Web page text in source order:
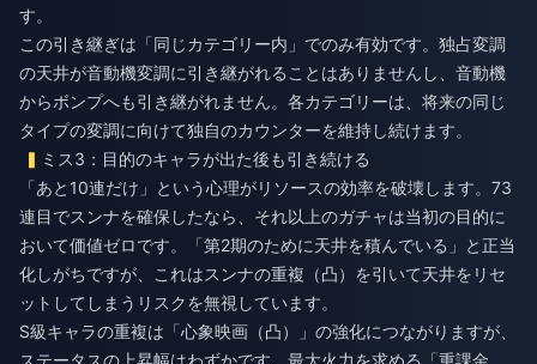
す。
この引き継ぎは「同じカテゴリー内」でのみ有効です。独占変調
の天井が音動機変調に引き継がれることはありませんし、音動機
からボンプへも引き継がれません。各カテゴリーは、将来の同じ
タイプの変調に向けて独自のカウンターを維持し続けます。
ミス3：目的のキャラが出た後も引き続ける
「あと10連だけ」という心理がリソースの効率を破壊します。73
連目でスンナを確保したなら、それ以上のガチャは当初の目的に
おいて価値ゼロです。「第2期のために天井を積んでいる」と正当
化しがちですが、これはスンナの重複（凸）を引いて天井をリセ
ットしてしまうリスクを無視しています。
S級キャラの重複は「心象映画（凸）」の強化につながりますが、
ステータスの上昇幅はわずかです。最大火力を求める「重課金